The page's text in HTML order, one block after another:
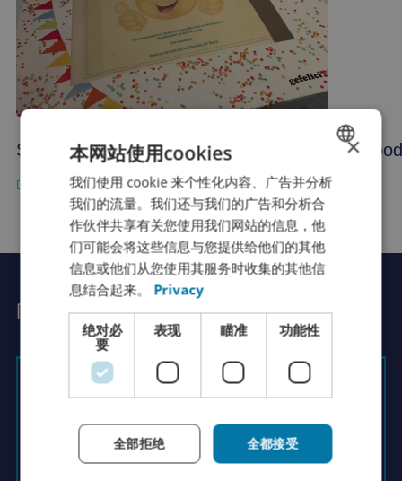
Surprised by one of our customers
向Rutger 提问
Rutger Groenendijk
Managing Director
DUTCH
FRENCH
ENGLISH
GERMAN
CHINESE (SIMPLIFIED)
JAPANESE
KOREAN
×
本网站使用cookies
我们使用 cookie 来个性化内容、广告并分析
我们的流量。我们还与我们的广告和分析合
作伙伴共享有关您使用我们网站的信息，他
们可能会将这些信息与您提供给他们的其他
信息或他们从您使用其服务时收集的其他信
息结合起来。
Privacy
绝对必
要
表现 瞄准 功能性
全都接受
全部拒绝